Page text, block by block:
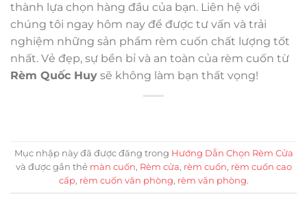
thành lựa chọn hàng đầu của bạn. Liên hệ với
chúng tôi ngay hôm nay để được tư vấn và trải
nghiệm những sản phẩm rèm cuốn chất lượng tốt
nhất. Vẻ đẹp, sự bền bỉ và an toàn của rèm cuốn từ
Rèm Quốc Huy sẽ không làm bạn thất vọng!
Mục nhập này đã được đăng trong Hướng Dẫn Chọn Rèm Cửa
và được gắn thẻ màn cuốn, Rèm cửa, rèm cuốn, rèm cuốn cao
cấp, rèm cuốn văn phòng, rèm văn phòng.